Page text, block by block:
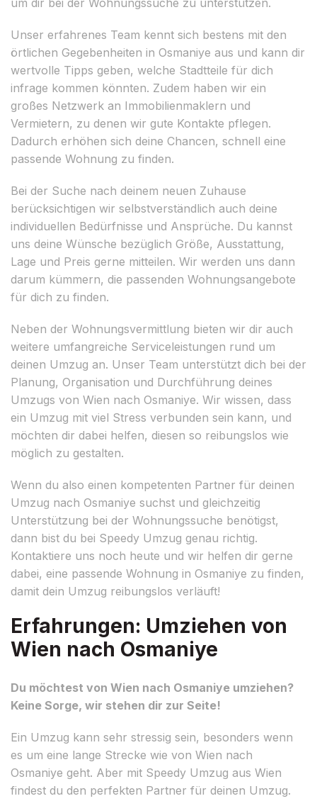
Unser erfahrenes Team kennt sich bestens mit den
örtlichen Gegebenheiten in Osmaniye aus und kann dir
wertvolle Tipps geben, welche Stadtteile für dich
infrage kommen könnten. Zudem haben wir ein
großes Netzwerk an Immobilienmaklern und
Vermietern, zu denen wir gute Kontakte pflegen.
Dadurch erhöhen sich deine Chancen, schnell eine
passende Wohnung zu finden.
Bei der Suche nach deinem neuen Zuhause
berücksichtigen wir selbstverständlich auch deine
individuellen Bedürfnisse und Ansprüche. Du kannst
uns deine Wünsche bezüglich Größe, Ausstattung,
Lage und Preis gerne mitteilen. Wir werden uns dann
darum kümmern, die passenden Wohnungsangebote
für dich zu finden.
Neben der Wohnungsvermittlung bieten wir dir auch
weitere umfangreiche Serviceleistungen rund um
deinen Umzug an. Unser Team unterstützt dich bei der
Planung, Organisation und Durchführung deines
Umzugs von Wien nach Osmaniye. Wir wissen, dass
ein Umzug mit viel Stress verbunden sein kann, und
möchten dir dabei helfen, diesen so reibungslos wie
möglich zu gestalten.
Wenn du also einen kompetenten Partner für deinen
Umzug nach Osmaniye suchst und gleichzeitig
Unterstützung bei der Wohnungssuche benötigst,
dann bist du bei Speedy Umzug genau richtig.
Kontaktiere uns noch heute und wir helfen dir gerne
dabei, eine passende Wohnung in Osmaniye zu finden,
damit dein Umzug reibungslos verläuft!
Erfahrungen: Umziehen von
Wien nach Osmaniye
Du möchtest von Wien nach Osmaniye umziehen?
Keine Sorge, wir stehen dir zur Seite!
Ein Umzug kann sehr stressig sein, besonders wenn
es um eine lange Strecke wie von Wien nach
Osmaniye geht. Aber mit Speedy Umzug aus Wien
findest du den perfekten Partner für deinen Umzug.